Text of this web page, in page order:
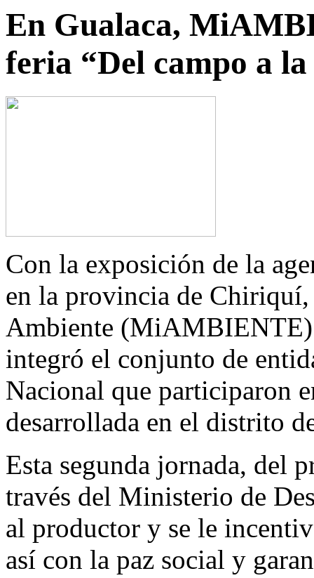
En Gualaca,
feria “Del campo a la
Con la exposición de la
en la provincia de
Ambiente (MiAMBIENTE)
integró el conjunto de
Nacional que participaron
desarrollada en el distrito
Esta segunda jornada, del
través del Ministerio de
al productor y se le
así con la paz social y